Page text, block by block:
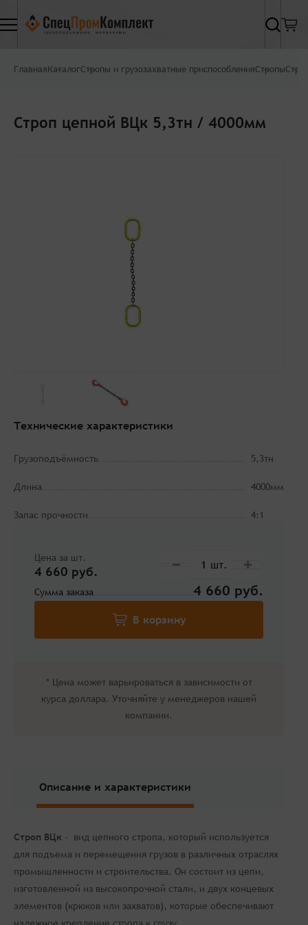
Найти
ГлавнаяКаталогСтропы и грузозахватные приспособленияСтропы
Строп цепной ВЦк 5,3тн / 4000мм
Технические характеристики
Грузоподъёмность 5,3тн
Длина 4000мм
Запас прочности 4:1
Цена за шт.
4 660 руб.
Сумма заказа 4 660
* Цена может варьироваться в зависимости от
курса доллара. Уточняйте у менеджеров нашей
компании.
Описание и характеристики
Строп ВЦк - вид цепного стропа, который используется
для подъема и перемещения грузов в различных отраслях
промышленности и строительства. Он состоит из цепи,
изготовленной из высокопрочной стали, и двух концевых
элементов (крюков или захватов), которые обеспечивают